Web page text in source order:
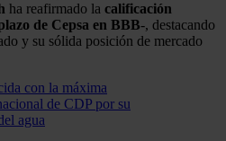
ha reafirmado la calificación
de Cepsa en BBB-, destacando
y su sólida posición de mercado